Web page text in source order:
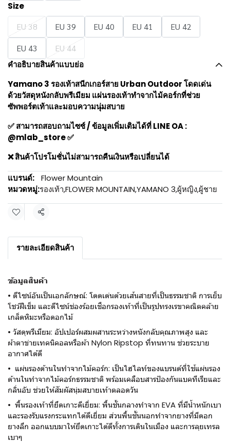
Size
EU 38
EU 39 EU 40 EU 41
EU 42
EU 43
EU 44
คำอธิบายสินค้าแบบย่อ
Yamano 3 รองเท้าสนีกเกอร์สาย Urban Outdoor โดดเด่น
ด้วยวัสดุหนังกลับพรีเมียม แผ่นรองเท้าทำจากไม้คอร์กที่ช่วย
ซัพพอร์ตเท้าและมอบความนุ่มสบาย
✅ สามารถสอบถามไซซ์ / ข้อมูลเพิ่มเติมได้ที่ LINE OA :
@mlab_store ✅
❌ สินค้าโปรโมชั่นไม่สามารถคืนเงินหรือเปลี่ยนได้
แบรนด์:
Flower Mountain
หมวดหมู่:รองเท้า,FLOWER MOUNTAIN,YAMANO 3,ผู้หญิง,ผู้ชาย
แชร์
รายละเอียดสินค้า
ข้อมูลสินค้า
• ดีไซน์อันเป็นเอกลักษณ์: โดดเด่นด้วยเส้นสายที่เป็นธรรมชาติ การเย็บ
โชว์ฝีเข็ม และดีไซน์ช่องร้อยเชือกรองเท้าที่เป็นรูปทรงเรขาคณิตคล้าย
เกล็ดหิมะหรือดอกไม้
• วัสดุพรีเมียม: อัปเปอร์ผสมผสานระหว่างหนังกลับคุณภาพสูง และ
ผ้าตาข่ายเทคนิคอลหรือผ้า Nylon Ripstop ที่ทนทาน ช่วยระบาย
อากาศได้ดี
• แผ่นรองด้านในทำจากไม้คอร์ก: เป็นไฮไลท์ของแบรนด์ที่ใช้แผ่นรอง
ด้านในทำจากไม้คอร์กธรรมชาติ พร้อมเคลือบสารป้องกันแบคทีเรียและ
กลิ่นอับ ช่วยให้สัมผัสนุ่มสบายเท้าตลอดวัน
• พื้นรองเท้าที่ยึดเกาะดีเยี่ยม: พื้นชั้นกลางทำจาก EVA ที่มีน้ำหนักเบา
และรองรับแรงกระแทกได้ดีเยี่ยม ส่วนพื้นชั้นนอกทำจากยางที่มีดอก
ยางลึก ออกแบบมาให้ยึดเกาะได้ดีทั้งการเดินในเมือง และการลุยเทรล
เบาๆ